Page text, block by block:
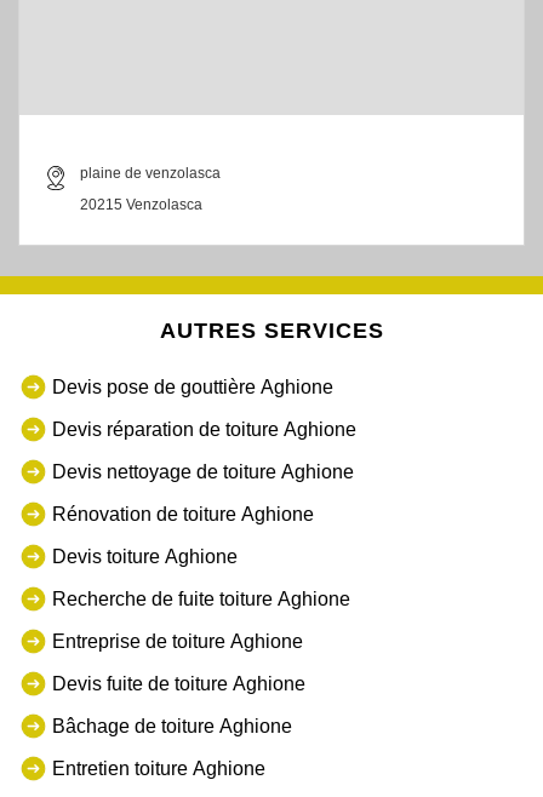
plaine de venzolasca
20215 Venzolasca
AUTRES SERVICES
Devis pose de gouttière Aghione
Devis réparation de toiture Aghione
Devis nettoyage de toiture Aghione
Rénovation de toiture Aghione
Devis toiture Aghione
Recherche de fuite toiture Aghione
Entreprise de toiture Aghione
Devis fuite de toiture Aghione
Bâchage de toiture Aghione
Entretien toiture Aghione